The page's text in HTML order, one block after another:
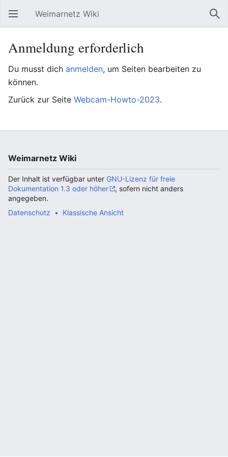
Hauptmenü öffnen Weimarnetz Wiki
Anmeldung erforderlich
Du musst dich anmelden, um Seiten bearbeiten zu
können.
Zurück zur Seite Webcam-Howto-2023.
Weimarnetz Wiki
Der Inhalt ist verfügbar unter GNU-Lizenz für freie
Dokumentation 1.3 oder höher
, sofern nicht anders
angegeben.
Datenschutz
Klassische Ansicht